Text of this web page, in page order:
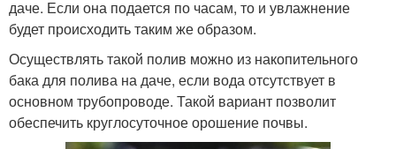
даче. Если она подается по часам, то и увлажнение
будет происходить таким же образом.
Осуществлять такой полив можно из накопительного
бака для полива на даче, если вода отсутствует в
основном трубопроводе. Такой вариант позволит
обеспечить круглосуточное орошение почвы.